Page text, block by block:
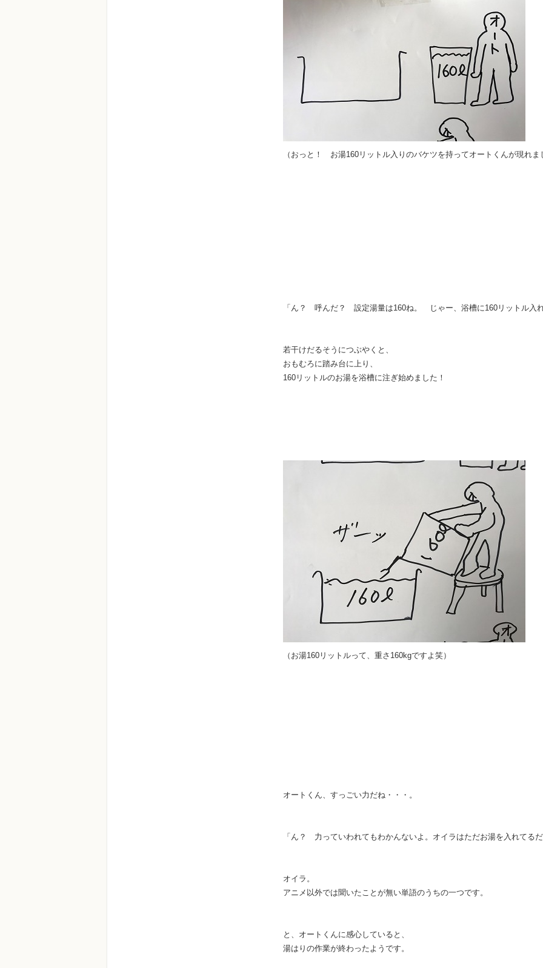
（おっと！ お湯160リットル入りのバケツを持ってオートくんが現れま
「ん？ 呼んだ？ 設定湯量は160ね。 じゃー、浴槽に160リットル入れ
若干けだるそうにつぶやくと、
おもむろに踏み台に上り、
160リットルのお湯を浴槽に注ぎ始めました！
（お湯160リットルって、重さ160kgですよ笑）
オートくん、すっごい力だね・・・。
「ん？ 力っていわれてもわかんないよ。オイラはただお湯を入れてるだ
オイラ。
アニメ以外では聞いたことが無い単語のうちの一つです。
と、オートくんに感心していると、
湯はりの作業が終わったようです。